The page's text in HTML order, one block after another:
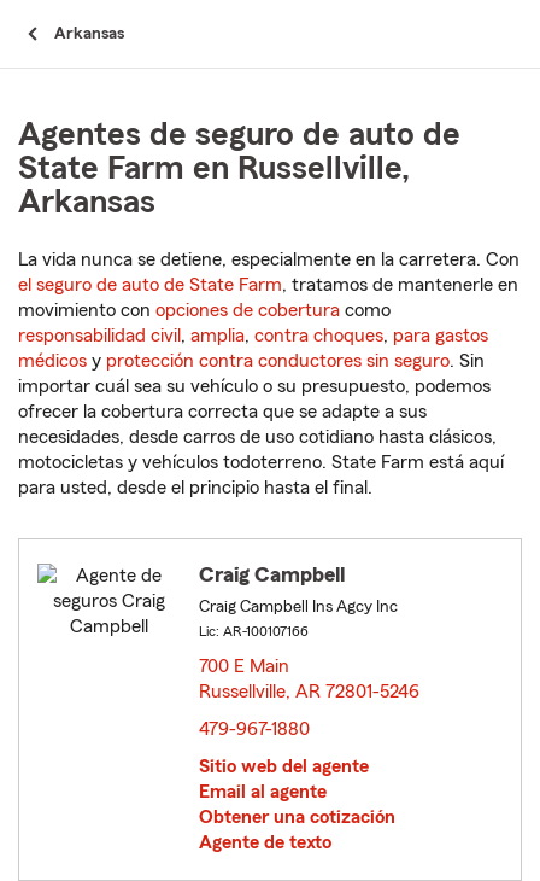
Arkansas
Agentes de seguro de auto de
State Farm en Russellville,
Arkansas
La vida nunca se detiene, especialmente en la carretera. Con
el seguro de auto de State Farm, tratamos de mantenerle en
movimiento con opciones de cobertura como
responsabilidad civil , amplia, contra choques, para gastos
médicos y protección contra conductores sin seguro. Sin
importar cuál sea su vehículo o su presupuesto, podemos
ofrecer la cobertura correcta que se adapte a sus
necesidades, desde carros de uso cotidiano hasta clásicos,
motocicletas y vehículos todoterreno. State Farm está aquí
para usted, desde el principio hasta el final.
Craig Campbell
Craig Campbell Ins Agcy Inc
Lic: AR-100107166
700 E Main
Russellville, AR 72801-5246
479-967-1880
Sitio web del agente
Email al agente
Obtener una cotización
Agente de texto